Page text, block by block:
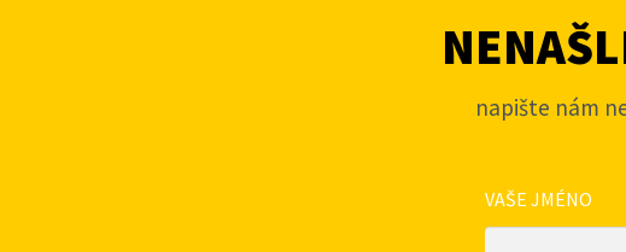
napište nám
VAŠE JMÉNO